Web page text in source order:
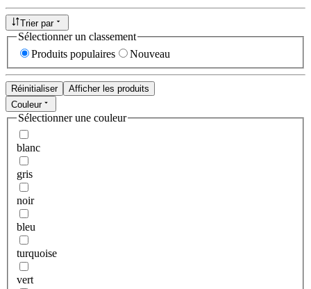
Trier par
Sélectionner un classement
Produits populaires
Nouveau
Réinitialiser
Afficher les produits
Couleur
Sélectionner une couleur
blanc
gris
noir
bleu
turquoise
vert